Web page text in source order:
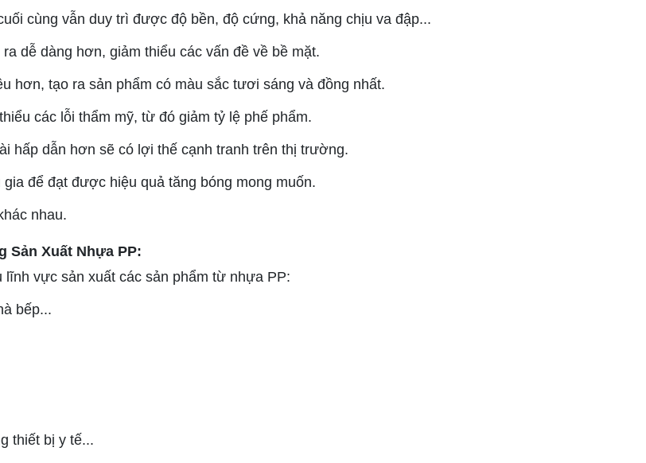
cùng vẫn duy trì được độ bền, độ cứng, khả năng chịu va đập...
dễ dàng hơn, giảm thiểu các vấn đề về bề mặt.
hơn, tạo ra sản phẩm có màu sắc tươi sáng và đồng nhất.
các lỗi thẩm mỹ, từ đó giảm tỷ lệ phế phẩm.
hấp dẫn hơn sẽ có lợi thế cạnh tranh trên thị trường.
để đạt được hiệu quả tăng bóng mong muốn.
nhau.
Sản Xuất Nhựa PP:
vực sản xuất các sản phẩm từ nhựa PP:
bếp...
thiết bị y tế...